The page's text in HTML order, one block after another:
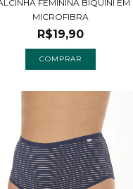
FEMININA BIQUINI EM
MICROFIBRA
R$19,90
COMPRAR